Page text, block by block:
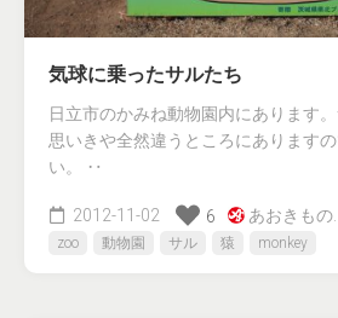
気球に乗ったサルたち
日立市のかみね動物園内にあります
思いきや全然違うところにあります
い。 ‥
2012-11-02 6 あおきもの.
zoo 動物園 サル 猿 monkey